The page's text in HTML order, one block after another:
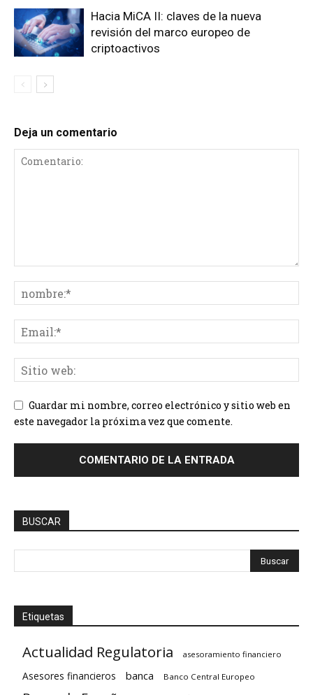
Hacia MiCA II: claves de la nueva
revisión del marco europeo de
criptoactivos
Deja un comentario
Guardar mi nombre, correo electrónico y sitio web en
este navegador la próxima vez que comente.
BUSCAR
Etiquetas
Actualidad Regulatoria asesoramiento financiero
Asesores financieros banca Banco Central Europeo